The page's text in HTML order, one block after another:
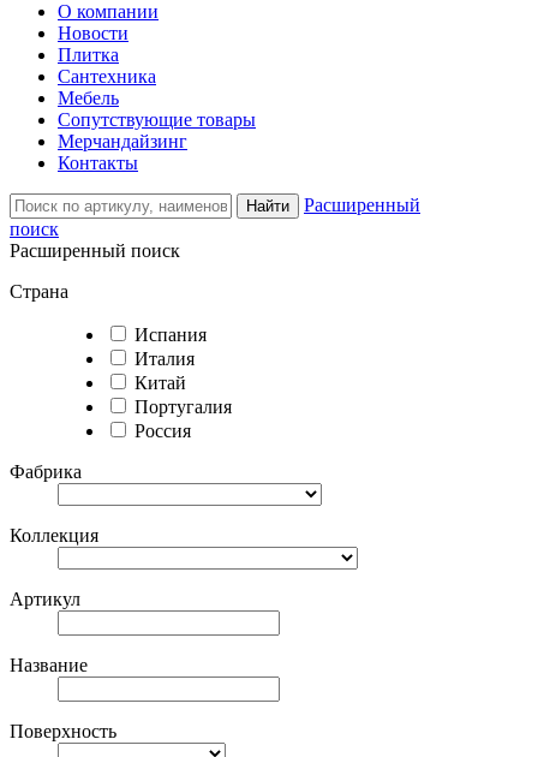
О компании
Новости
Плитка
Сантехника
Мебель
Сопутствующие товары
Мерчандайзинг
Контакты
Найти
Расширенный
поиск
Расширенный поиск
Страна
Испания
Италия
Китай
Португалия
Россия
Фабрика
Коллекция
Артикул
Название
Поверхность